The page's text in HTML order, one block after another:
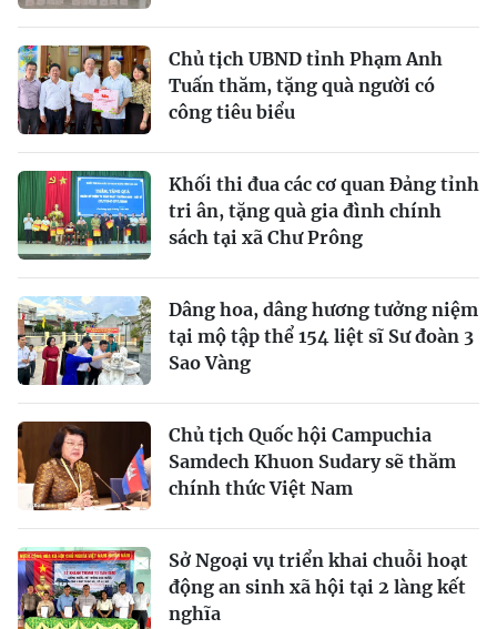
Chủ tịch UBND tỉnh Phạm Anh
Tuấn thăm, tặng quà người có
công tiêu biểu
Khối thi đua các cơ quan Đảng tỉnh
tri ân, tặng quà gia đình chính
sách tại xã Chư Prông
Dâng hoa, dâng hương tưởng niệm
tại mộ tập thể 154 liệt sĩ Sư đoàn 3
Sao Vàng
Chủ tịch Quốc hội Campuchia
Samdech Khuon Sudary sẽ thăm
chính thức Việt Nam
Sở Ngoại vụ triển khai chuỗi hoạt
động an sinh xã hội tại 2 làng kết
nghĩa